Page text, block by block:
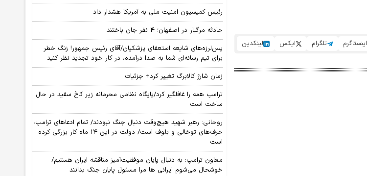
اینستاگرم تلگرام ایکس لینکدین
رئیس کمیسیون امنیت ملی به آمریکا هشدار داد
حادثه مرگبار در اصفهان؛ ۴ نفر جان باختند
پس‌لرزه‌های شایعه استعفای پزشکیان/آقای رئیس جمهور! زنگ خطر
برای تیم رسانه‌ای شما به صدا درآمده، در کار خود تجدید نظر کنید
زمان شارژ کالابرگ تغییر کرد+ جزئیات
ترامپ همه را غافلگیر کرد/پایگاه نظامی محرمانه زیر کاخ سفید در حال
ساخت است
روحانی: رهبر شهید هیچ‌وقت دنبال جنگ نبودند/ تمام ادعاهای ترامپ،
حرف‌های توخالی و بلوف است/ دولت در این ۱۴ ماه کار بزرگی کرده
است
معاون ترامپ: به دنبال پایان موفقیت‌آمیز مناقشه ایران هستیم/
خوشحال می‌شوم ایرانی ها مرا مسئول پایان جنگ بدانند